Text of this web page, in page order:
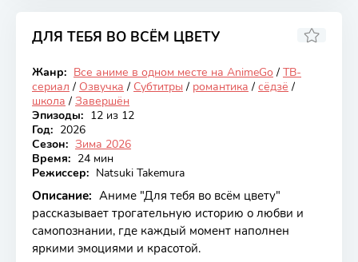
ДЛЯ ТЕБЯ ВО ВСЁМ ЦВЕТУ
Закончен
6.97
Жанр: Все аниме в одном месте на AnimeGo / ТВ-
сериал / Озвучка / Субтитры / романтика / сёдзё /
школа / Завершён
Эпизоды: 12 из 12
Год: 2026
Сезон: Зима 2026
Время: 24 мин
Режиссер: Natsuki Takemura
Описание: Аниме "Для тебя во всём цвету"
рассказывает трогательную историю о любви и
самопознании, где каждый момент наполнен
яркими эмоциями и красотой.